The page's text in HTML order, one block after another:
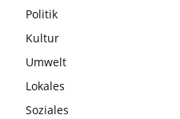
Politik
Kultur
Umwelt
Lokales
Soziales